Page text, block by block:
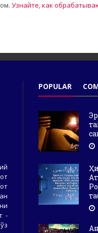
Узнайте, как
-
POPULAR